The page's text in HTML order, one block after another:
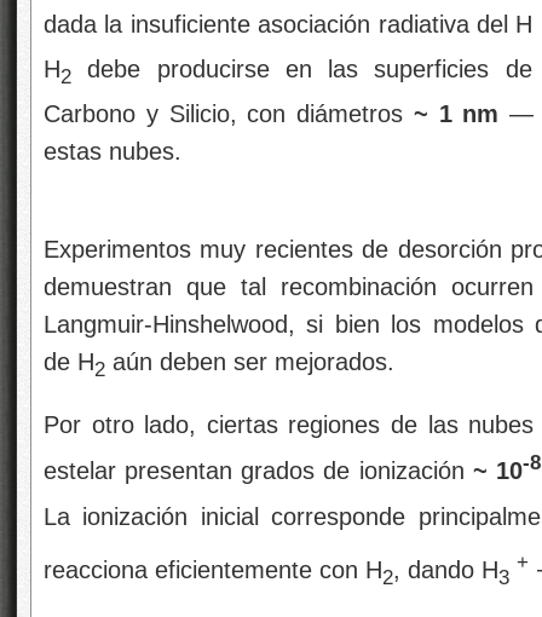
dada la insuficiente asociación radiativa del
H2 debe producirse en las superficies
Carbono y Silicio, con diámetros ~ 1 nm —
estas nubes.
Experimentos muy recientes de desorción
demuestran que tal recombinación
Langmuir-Hinshelwood, si bien los modelos
de H2 aún deben ser mejorados.
Por otro lado, ciertas regiones de las
estelar presentan grados de ionización ~ 10-
La ionización inicial corresponde
reacciona eficientemente con H2, dando H3
+